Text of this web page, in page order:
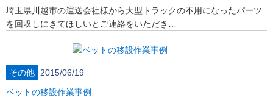
埼玉県川越市の運送会社様から大型トラックの不用になったパーツ
を回収しにきてほしいとご連絡をいただき…
その他
2015/06/19
ベットの移設作業事例